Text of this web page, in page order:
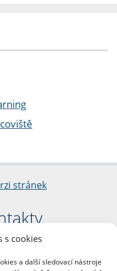
s cookies
a další sledovací nástroje
stránek
1/2